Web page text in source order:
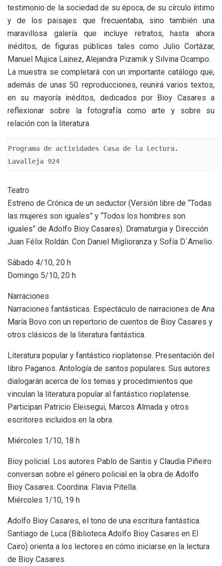
testimonio de la sociedad de su época, de su círculo íntimo
y de los paisajes que frecuentaba, sino también una
maravillosa galería que incluye retratos, hasta ahora
inéditos, de figuras públicas tales como Julio Cortázar,
Manuel Mujica Lainez, Alejandra Pizarnik y Silvina Ocampo.
La muestra se completará con un importante catálogo que,
además de unas 50 reproducciones, reunirá varios textos,
en su mayoría inéditos, dedicados por Bioy Casares a
reflexionar sobre la fotografía como arte y sobre su
relación con la literatura.
Programa de actividades Casa de la Lectura.
Lavalleja 924
Teatro
Estreno de Crónica de un seductor (Versión libre de “Todas
las mujeres son iguales” y “Todos los hombres son
iguales” de Adolfo Bioy Casares). Dramaturgia y Dirección
Juan Félix Roldán. Con Daniel Miglioranza y Sofía D´Amelio.
Sábado 4/10, 20 h
Domingo 5/10, 20 h
Narraciones
Narraciones fantásticas. Espectáculo de narraciones de Ana
María Bovo con un repertorio de cuentos de Bioy Casares y
otros clásicos de la literatura fantástica.
Literatura popular y fantástico rioplatense. Presentación del
libro Paganos. Antología de santos populares. Sus autores
dialogarán acerca de los temas y procedimientos que
vinculan la literatura popular al fantástico rioplatense.
Participan Patricio Eleisegui, Marcos Almada y otros
escritores incluidos en la obra.
Miércoles 1/10, 18 h
Bioy policial. Los autores Pablo de Santis y Claudia Piñeiro
conversan sobre el género policial en la obra de Adolfo
Bioy Casares. Coordina: Flavia Pitella.
Miércoles 1/10, 19 h
Adolfo Bioy Casares, el tono de una escritura fantástica.
Santiago de Luca (Biblioteca Adolfo Bioy Casares en El
Cairo) orienta a los lectores en cómo iniciarse en la lectura
de Bioy Casares.